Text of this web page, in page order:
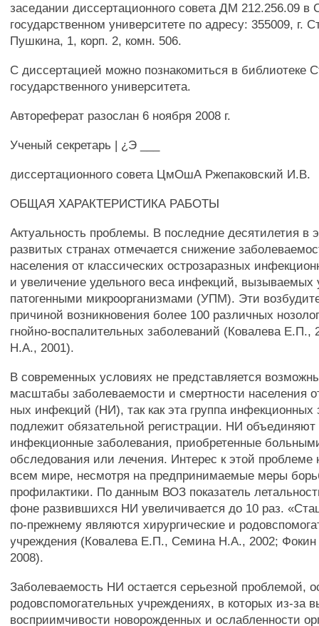
заседании диссертационного совета ДМ 212.256.09 в
государственном университете по адресу: 355009, г.
Пушкина, 1, корп. 2, комн. 506.
С диссертацией можно познакомиться в библиотеке
государственного университета.
Автореферат разослан 6 ноября 2008 г.
Ученый секретарь | ¿Э ___
диссертационного совета ЦмОшА Ржепаковский И.В.
ОБЩАЯ ХАРАКТЕРИСТИКА РАБОТЫ
Актуальность проблемы. В последние десятилетия в
развитых странах отмечается снижение
населения от классических острозаразных
и увеличение удельного веса инфекций, вызываемых
патогенными микроорганизмами (УПМ). Эти
причиной возникновения более 100 различных
гнойно-воспалительных заболеваний (Ковалева Е.П.,
H.A., 2001).
В современных условиях не представляется
масштабы заболеваемости и смертности населения
ных инфекций (НИ), так как эта группа инфекционных
подлежит обязательной регистрации. НИ
инфекционные заболевания, приобретенные
обследования или лечения. Интерес к этой проблеме
всем мире, несмотря на предпринимаемые меры
профилактики. По данным ВОЗ показатель
фоне развившихся НИ увеличивается до 10 раз.
по-прежнему являются хирургические и
учреждения (Ковалева Е.П., Семина H.A., 2002; Фокин
2008).
Заболеваемость НИ остается серьезной проблемой,
родовспомогательных учреждениях, в которых из-за
восприимчивости новорожденных и ослабленности